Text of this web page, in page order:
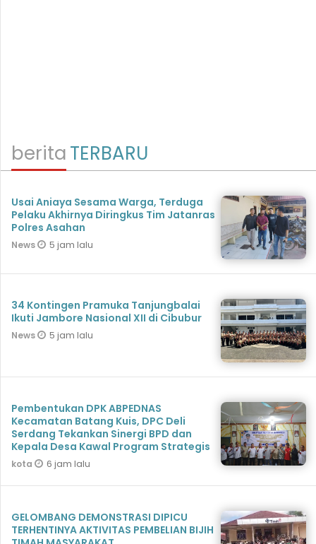
beritaTERBARU
Usai Aniaya Sesama Warga, Terduga
Pelaku Akhirnya Diringkus Tim Jatanras
Polres Asahan
News 5 jam lalu
34 Kontingen Pramuka Tanjungbalai
Ikuti Jambore Nasional XII di Cibubur
News 5 jam lalu
Pembentukan DPK ABPEDNAS
Kecamatan Batang Kuis, DPC Deli
Serdang Tekankan Sinergi BPD dan
Kepala Desa Kawal Program Strategis
kota 6 jam lalu
GELOMBANG DEMONSTRASI DIPICU
TERHENTINYA AKTIVITAS PEMBELIAN BIJIH